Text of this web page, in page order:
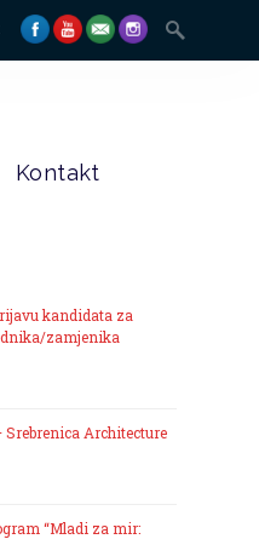
Search
for:
Kontakt
kandidata za
zamjenika
Architecture
“Mladi za mir: